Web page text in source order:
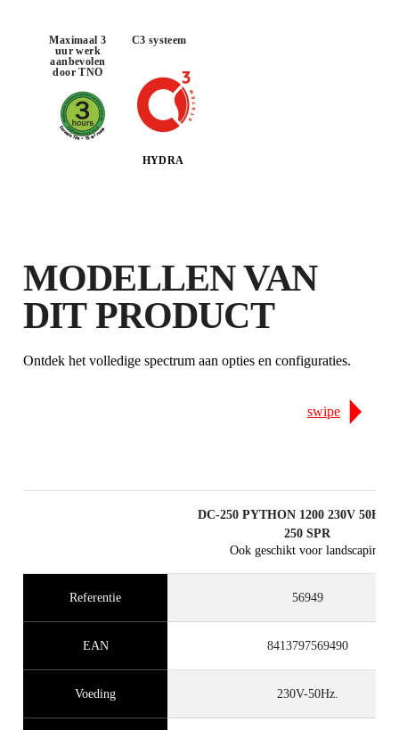
Maximaal 3
uur werk
aanbevolen
door TNO
C3 systeem
HYDRA
MODELLEN VAN
DIT PRODUCT
Ontdek het volledige spectrum aan opties en configuraties.
swipe
DC-250 PYTHON 1200 230V 50HZ
250 SPR
Ook geschikt voor landscaping
Referentie 56949
EAN 8413797569490
Voeding 230V-50Hz.